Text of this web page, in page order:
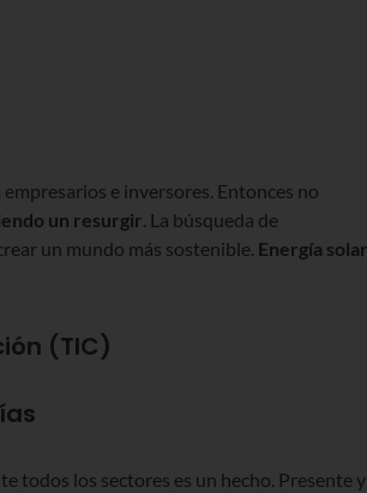
e inversores. Entonces no
un resurgir. La búsqueda de
un mundo más sostenible. Energía
(TIC)
todos los sectores es un hecho. Presente y